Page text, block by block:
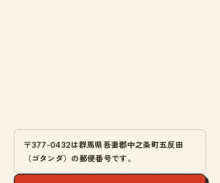
〒377-0432は群馬県吾妻郡中之条町五反田
（ゴタンダ）の郵便番号です。